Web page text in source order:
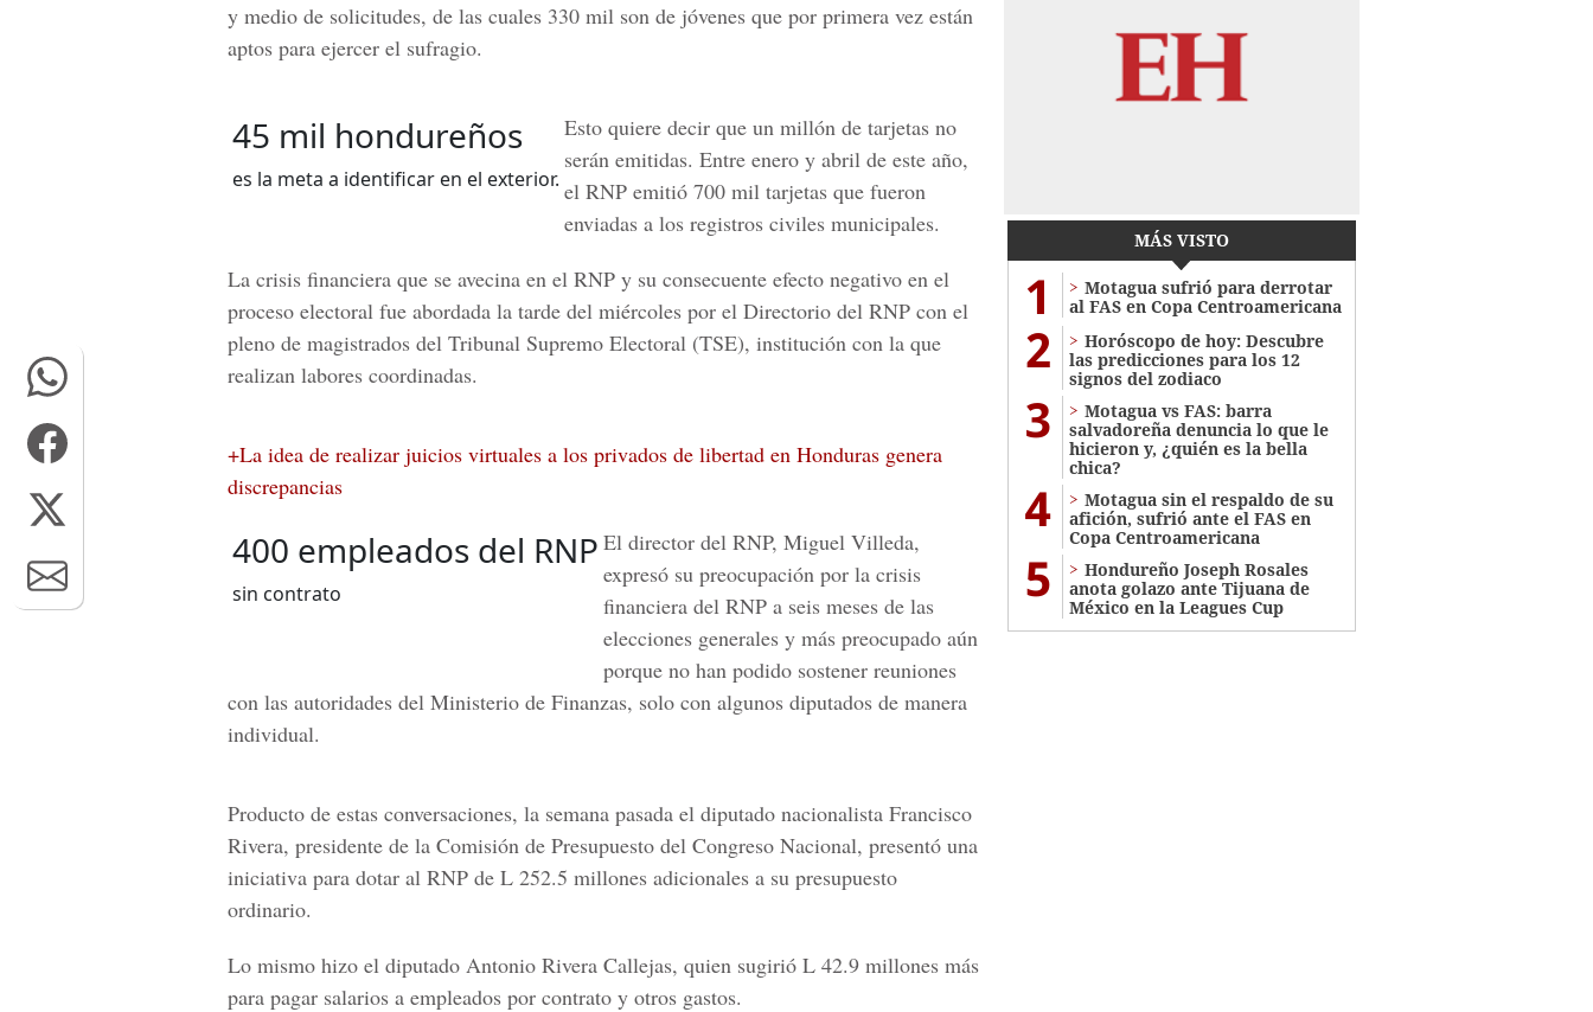
y medio de solicitudes, de las cuales 330 mil son de jóvenes que por primera vez están
aptos para ejercer el sufragio.
45 mil hondureños
es la meta a identificar en el exterior.
Esto quiere decir que un millón de tarjetas no
serán emitidas. Entre enero y abril de este año,
el RNP emitió 700 mil tarjetas que fueron
enviadas a los registros civiles municipales.
La crisis financiera que se avecina en el RNP y su consecuente efecto negativo en el
proceso electoral fue abordada la tarde del miércoles por el Directorio del RNP con el
pleno de magistrados del Tribunal Supremo Electoral (TSE), institución con la que
realizan labores coordinadas.
+La idea de realizar juicios virtuales a los privados de libertad en Honduras genera
discrepancias
400 empleados del RNP
sin contrato
El director del RNP, Miguel Villeda,
expresó su preocupación por la crisis
financiera del RNP a seis meses de las
elecciones generales y más preocupado aún
porque no han podido sostener reuniones
con las autoridades del Ministerio de Finanzas, solo con algunos diputados de manera
individual.
Producto de estas conversaciones, la semana pasada el diputado nacionalista Francisco
Rivera, presidente de la Comisión de Presupuesto del Congreso Nacional, presentó una
iniciativa para dotar al RNP de L 252.5 millones adicionales a su presupuesto
ordinario.
Lo mismo hizo el diputado Antonio Rivera Callejas, quien sugirió L 42.9 millones más
para pagar salarios a empleados por contrato y otros gastos.
MÁS VISTO
1
Motagua sufrió para derrotar
al FAS en Copa Centroamericana
2
Horóscopo de hoy: Descubre
las predicciones para los 12
signos del zodiaco
3
Motagua vs FAS: barra
salvadoreña denuncia lo que le
hicieron y, ¿quién es la bella
chica?
4
Motagua sin el respaldo de su
afición, sufrió ante el FAS en
Copa Centroamericana
5
Hondureño Joseph Rosales
anota golazo ante Tijuana de
México en la Leagues Cup